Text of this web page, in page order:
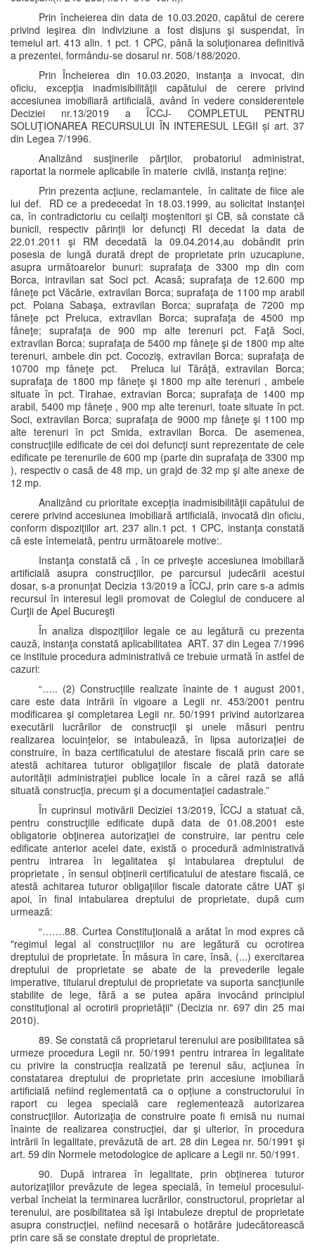
Prin încheierea din data de 10.03.2020, capătul de cerere
privind ieşirea din indiviziune a fost disjuns şi suspendat, în
temeiul art. 413 alin. 1 pct. 1 CPC, până la soluţionarea definitivă
a prezentei, formându-se dosarul nr. 508/188/2020.
Prin Încheierea din 10.03.2020, instanţa a invocat, din
oficiu, excepţia inadmisibilităţii capătului de cerere privind
accesiunea imobiliară artificială, având în vedere considerentele
Deciziei nr.13/2019 a ÎCCJ- COMPLETUL PENTRU
SOLUŢIONAREA RECURSULUI ÎN INTERESUL LEGII și art. 37
din Legea 7/1996.
Analizând susţinerile părţilor, probatoriul administrat,
raportat la normele aplicabile în materie civilă, instanţa reţine:
Prin prezenta acţiune, reclamantele, în calitate de fiice ale
lui def. RD ce a predecedat în 18.03.1999, au solicitat instanţei
ca, în contradictoriu cu ceilalţi moştenitori şi CB, să constate că
bunicii, respectiv părinţii lor defuncţi RI decedat la data de
22.01.2011 şi RM decedată la 09.04.2014,au dobândit prin
posesia de lungă durată drept de proprietate prin uzucapiune,
asupra următoarelor bunuri: suprafaţa de 3300 mp din com
Borca, intravilan sat Soci pct. Acasă; suprafaţa de 12.600 mp
fâneţe pct Văcărie, extravilan Borca; suprafaţa de 1100 mp arabil
pct. Poiana Sabaşa, extravilan Borca; suprafaţa de 7200 mp
fâneţe pct Preluca, extravilan Borca; suprafaţa de 4500 mp
fâneţe; suprafaţa de 900 mp alte terenuri pct. Faţă Soci,
extravilan Borca; suprafaţa de 5400 mp fâneţe şi de 1800 mp alte
terenuri, ambele din pct. Cocoziş, extravilan Borca; suprafaţa de
10700 mp fâneţe pct. Preluca lui Tărâţă, extravilan Borca;
suprafaţa de 1800 mp fâneţe şi 1800 mp alte terenuri , ambele
situate în pct. Tirahae, extravian Borca; suprafaţa de 1400 mp
arabil, 5400 mp fâneţe , 900 mp alte terenuri, toate situate în pct.
Soci, extravilan Borca; suprafaţa de 9000 mp fâneţe şi 1100 mp
alte terenuri în pct Smida, extravilan Borca. De asemenea,
construcţiile edificate de cei doi defuncţi sunt reprezentate de cele
edificate pe terenurile de 600 mp (parte din suprafaţa de 3300 mp
), respectiv o casă de 48 mp, un grajd de 32 mp şi alte anexe de
12 mp.
Analizând cu prioritate excepţia inadmisibilităţii capătului de
cerere privind accesiunea imobiliară artificială, invocată din oficiu,
conform dispoziţiilor art. 237 alin.1 pct. 1 CPC, instanţa constată
că este întemeiată, pentru următoarele motive:.
Instanţa constată că , în ce priveşte accesiunea imobiliară
artificială asupra construcţiilor, pe parcursul judecării acestui
dosar, s-a pronunţat Decizia 13/2019 a ÎCCJ, prin care s-a admis
recursul în interesul legii promovat de Colegiul de conducere al
Curţii de Apel Bucureşti
În analiza dispoziţiilor legale ce au legătură cu prezenta
cauză, instanţa constată aplicabilitatea ART. 37 din Legea 7/1996
ce instituie procedura administrativă ce trebuie urmată în astfel de
cazuri:
“….. (2) Construcţiile realizate înainte de 1 august 2001,
care este data intrării în vigoare a Legii nr. 453/2001 pentru
modificarea şi completarea Legii nr. 50/1991 privind autorizarea
executării lucrărilor de construcţii şi unele măsuri pentru
realizarea locuinţelor, se intabulează, în lipsa autorizaţiei de
construire, în baza certificatului de atestare fiscală prin care se
atestă achitarea tuturor obligaţiilor fiscale de plată datorate
autorităţii administraţiei publice locale în a cărei rază se află
situată construcţia, precum şi a documentaţiei cadastrale.”
În cuprinsul motivării Deciziei 13/2019, ÎCCJ a statuat că,
pentru construcţiile edificate după data de 01.08.2001 este
obligatorie obţinerea autorizaţiei de construire, iar pentru cele
edificate anterior acelei date, există o procedură administrativă
pentru intrarea în legalitatea şi intabularea dreptului de
proprietate , în sensul obţinerii certificatului de atestare fiscală, ce
atestă achitarea tuturor obligaţiilor fiscale datorate către UAT şi
apoi, în final intabularea dreptului de proprietate, după cum
urmează:
“…….88. Curtea Constituţională a arătat în mod expres că
"regimul legal al construcţiilor nu are legătură cu ocrotirea
dreptului de proprietate. În măsura în care, însă, (...) exercitarea
dreptului de proprietate se abate de la prevederile legale
imperative, titularul dreptului de proprietate va suporta sancţiunile
stabilite de lege, fără a se putea apăra invocând principiul
constituţional al ocrotirii proprietăţii" (Decizia nr. 697 din 25 mai
2010).
89. Se constată că proprietarul terenului are posibilitatea să
urmeze procedura Legii nr. 50/1991 pentru intrarea în legalitate
cu privire la construcţia realizată pe terenul său, acţiunea în
constatarea dreptului de proprietate prin accesiune imobiliară
artificială nefiind reglementată ca o opţiune a constructorului în
raport cu legea specială care reglementează autorizarea
construcţiilor. Autorizaţia de construire poate fi emisă nu numai
înainte de realizarea construcţiei, dar şi ulterior, în procedura
intrării în legalitate, prevăzută de art. 28 din Legea nr. 50/1991 şi
art. 59 din Normele metodologice de aplicare a Legii nr. 50/1991.
90. După intrarea în legalitate, prin obţinerea tuturor
autorizaţiilor prevăzute de legea specială, în temeiul procesului-
verbal încheiat la terminarea lucrărilor, constructorul, proprietar al
terenului, are posibilitatea să îşi intabuleze dreptul de proprietate
asupra construcţiei, nefiind necesară o hotărâre judecătorească
prin care să se constate dreptul de proprietate.